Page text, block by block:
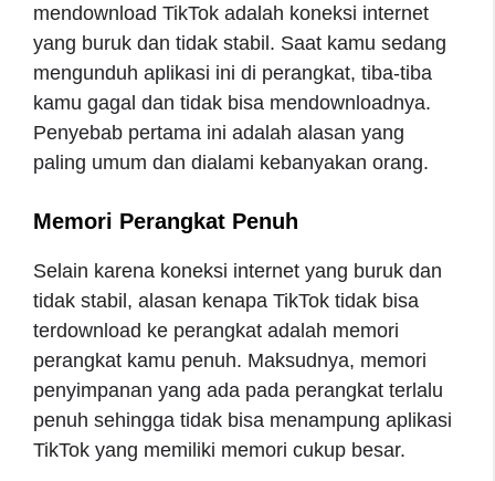
mendownload TikTok adalah koneksi internet
yang buruk dan tidak stabil. Saat kamu sedang
mengunduh aplikasi ini di perangkat, tiba-tiba
kamu gagal dan tidak bisa mendownloadnya.
Penyebab pertama ini adalah alasan yang
paling umum dan dialami kebanyakan orang.
Memori Perangkat Penuh
Selain karena koneksi internet yang buruk dan
tidak stabil, alasan kenapa TikTok tidak bisa
terdownload ke perangkat adalah memori
perangkat kamu penuh. Maksudnya, memori
penyimpanan yang ada pada perangkat terlalu
penuh sehingga tidak bisa menampung aplikasi
TikTok yang memiliki memori cukup besar.